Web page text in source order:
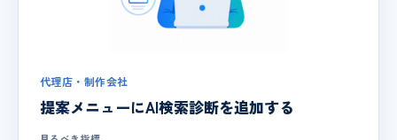
代理店・制作会社
提案メニューにAI検索診断を追加する